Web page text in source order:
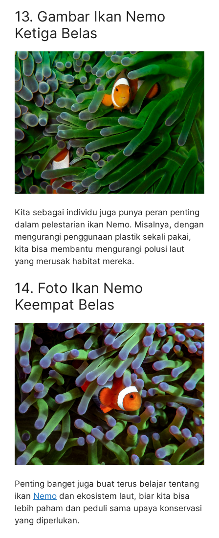
13. Gambar Ikan Nemo
Ketiga Belas
Kita sebagai individu juga punya peran penting
dalam pelestarian ikan Nemo. Misalnya, dengan
mengurangi penggunaan plastik sekali pakai,
kita bisa membantu mengurangi polusi laut
yang merusak habitat mereka.
14. Foto Ikan Nemo
Keempat Belas
Penting banget juga buat terus belajar tentang
ikan Nemo dan ekosistem laut, biar kita bisa
lebih paham dan peduli sama upaya konservasi
yang diperlukan.